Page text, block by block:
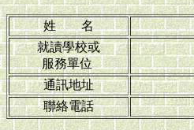
姓 名
就讀學校或
服務單位
通訊地址
聯絡電話